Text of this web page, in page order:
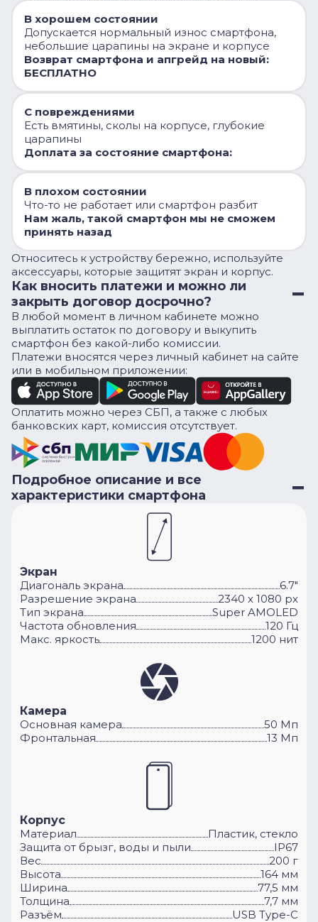
В хорошем состоянии
Допускается нормальный износ смартфона,
небольшие царапины на экране и корпусе
Возврат смартфона и апгрейд на новый:
БЕСПЛАТНО
С повреждениями
Есть вмятины, сколы на корпусе, глубокие
царапины
Доплата за состояние смартфона:
В плохом состоянии
Что-то не работает или смартфон разбит
Нам жаль, такой смартфон мы не сможем
принять назад
Относитесь к устройству бережно, используйте
аксессуары, которые защитят экран и корпус.
Как вносить платежи и можно ли
закрыть договор досрочно?
В любой момент в личном кабинете можно
выплатить остаток по договору и выкупить
смартфон без какой-либо комиссии.
Платежи вносятся через личный кабинет на сайте
или в мобильном приложении:
Оплатить можно через СБП, а также с любых
банковских карт, комиссия отсутствует.
Подробное описание и все
характеристики смартфона
Экран
Диагональ экрана
6.7"
Разрешение экрана
2340 х 1080 px
Тип экрана
Super AMOLED
Частота обновления
120 Гц
Макс. яркость
1200 нит
Камера
Основная камера
50 Мп
Фронтальная
13 Мп
Корпус
Материал
Пластик, стекло
Защита от брызг, воды и пыли
IP67
Вес
200 г
Высота
164 мм
Ширина
77,5 мм
Толщина
7,7 мм
Разъём
USB Type-C